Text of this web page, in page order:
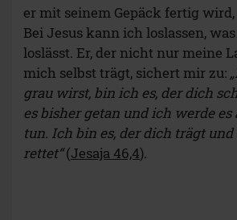
er mit seinem Gepäck fertig
Bei Jesus kann ich loslassen,
loslässt. Er, der nicht nur meine
mich selbst trägt, sichert mir zu:
grau wirst, bin ich es, der dich
es bisher getan und ich werde
tun. Ich bin es, der dich trägt
rettet“(Jesaja 46,4).